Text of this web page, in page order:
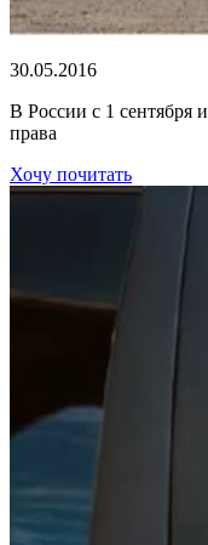
30.05.2016
В России с 1 сентября
права
Хочу почитать